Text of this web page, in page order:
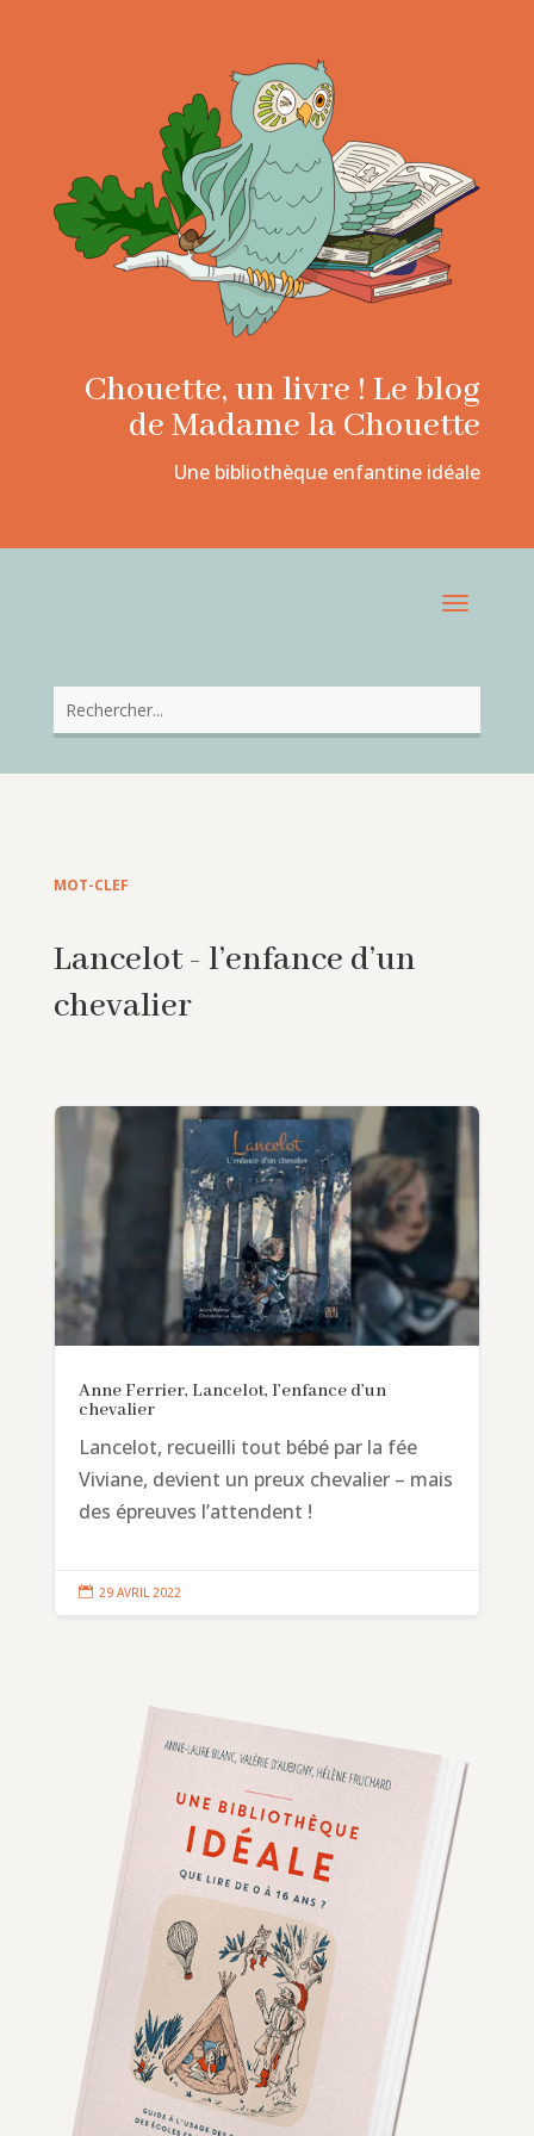
Chouette, un livre ! Le blog
de Madame la Chouette
Une bibliothèque enfantine idéale
MOT-CLEF
Lancelot - l’enfance d’un
chevalier
Anne Ferrier, Lancelot, l’enfance d’un
chevalier
Lancelot, recueilli tout bébé par la fée
Viviane, devient un preux chevalier – mais
des épreuves l’attendent !
 29 AVRIL 2022